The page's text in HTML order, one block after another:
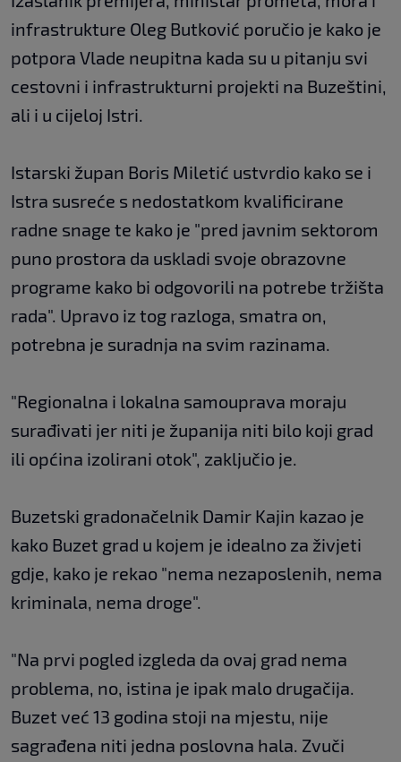
infrastrukture Oleg Butković poručio je kako je
potpora Vlade neupitna kada su u pitanju svi
cestovni i infrastrukturni projekti na Buzeštini,
ali i u cijeloj Istri.
Istarski župan Boris Miletić ustvrdio kako se i
Istra susreće s nedostatkom kvalificirane
radne snage te kako je "pred javnim sektorom
puno prostora da uskladi svoje obrazovne
programe kako bi odgovorili na potrebe tržišta
rada". Upravo iz tog razloga, smatra on,
potrebna je suradnja na svim razinama.
"Regionalna i lokalna samouprava moraju
surađivati jer niti je županija niti bilo koji grad
ili općina izolirani otok", zaključio je.
Buzetski gradonačelnik Damir Kajin kazao je
kako Buzet grad u kojem je idealno za živjeti
gdje, kako je rekao "nema nezaposlenih, nema
kriminala, nema droge".
"Na prvi pogled izgleda da ovaj grad nema
problema, no, istina je ipak malo drugačija.
Buzet već 13 godina stoji na mjestu, nije
sagrađena niti jedna poslovna hala. Zvuči